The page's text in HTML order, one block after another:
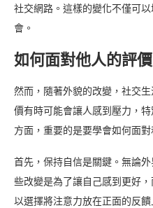
社交網路。這樣的變化不僅可
會。
如何面對他人的評價
然而，隨著外貌的改變，社交
價有時可能會讓人感到壓力，
方面，重要的是要學會如何面對
首先，保持自信是關鍵。無論
些改變是為了讓自己感到更好
以選擇將注意力放在正面的反